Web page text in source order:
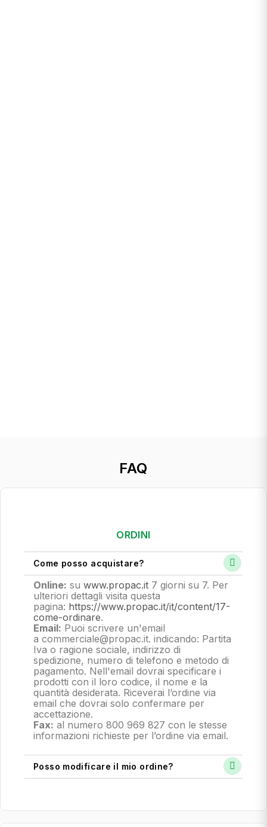
FAQ
ORDINI
Come posso acquistare?
Online: su www.propac.it 7 giorni su 7. Per
ulteriori dettagli visita questa
pagina: https://www.propac.it/it/content/17-
come-ordinare.
Email: Puoi scrivere un'email
a commerciale@propac.it. indicando: Partita
Iva o ragione sociale, indirizzo di
spedizione, numero di telefono e metodo di
pagamento. Nell'email dovrai specificare i
prodotti con il loro codice, il nome e la
quantità desiderata. Riceverai l’ordine via
email che dovrai solo confermare per
accettazione.
Fax: al numero 800 969 827 con le stesse
informazioni richieste per l’ordine via email.
Posso modificare il mio ordine?